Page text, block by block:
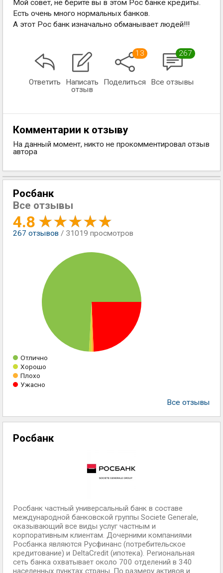
Мой совет, не берите вы в этом Рос банке кредиты.
Есть очень много нормальных банков.
А этот Рос банк изначально обманывает людей!!!
Ответить
Написать
отзыв
13
Поделиться
267
Все отзывы
Комментарии к отзыву
На данный момент, никто не прокомментировал отзыв
автора
Росбанк
Все отзывы
4.8
267 отзывов / 31019 просмотров
Отлично
Хорошо
Плохо
Ужасно
Все отзывы
Росбанк
Росбанк частный универсальный банк в составе
международной банковской группы Societe Generale,
оказывающий все виды услуг частным и
корпоративным клиентам. Дочерними компаниями
Росбанка являются Русфинанс (потребительское
кредитование) и DeltaCredit (ипотека). Региональная
сеть банка охватывает около 700 отделений в 340
населенных пунктах страны. По размеру активов и